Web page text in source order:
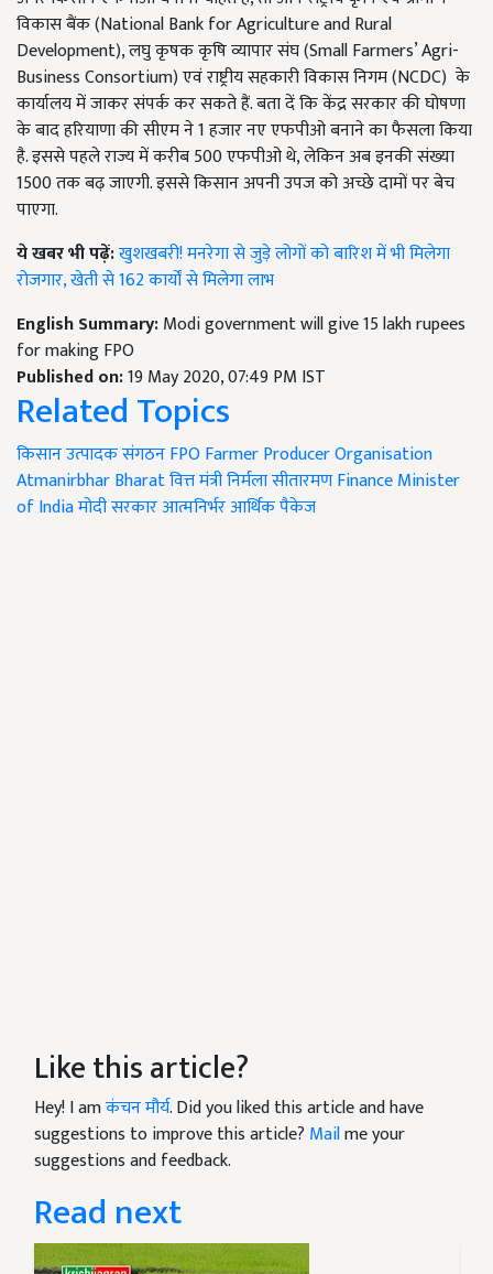
विकास बैंक (National Bank for Agriculture and Rural
Development), लघु कृषक कृषि व्यापार संघ (Small Farmers’ Agri-
Business Consortium) एवं राष्ट्रीय सहकारी विकास निगम (NCDC) के
कार्यालय में जाकर संपर्क कर सकते हैं. बता दें कि केंद्र सरकार की घोषणा
के बाद हरियाणा की सीएम ने 1 हजार नए एफपीओ बनाने का फैसला किया
है. इससे पहले राज्य में करीब 500 एफपीओ थे, लेकिन अब इनकी संख्या
1500 तक बढ़ जाएगी. इससे किसान अपनी उपज को अच्छे दामों पर बेच
पाएगा.
ये खबर भी पढ़ें:खुशखबरी! मनरेगा से जुड़े लोगों को बारिश में भी मिलेगा
रोजगार, खेती से 162 कार्यों से मिलेगा लाभ
English Summary:Modi government will give 15 lakh rupees
for making FPO
Published on:19 May 2020, 07:49 PM IST
Related Topics
किसान उत्पादक संगठनFPOFarmer Producer Organisation
Atmanirbhar Bharatवित्त मंत्री निर्मला सीतारमणFinance Minister
of Indiaमोदी सरकारआत्मनिर्भर आर्थिक पैकेज
Like this article?
Hey! I amकंचन मौर्य. Did you liked this article and have
suggestions to improve this article? Mailme your
suggestions and feedback.
Read next